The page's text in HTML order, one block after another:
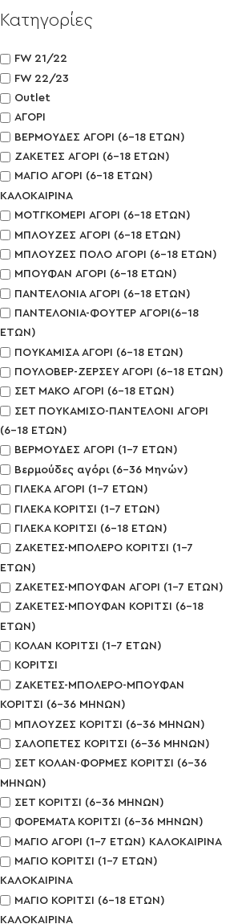
Κατηγορίες
FW 21/22
FW 22/23
Outlet
ΑΓΟΡΙ
ΒΕΡΜΟΥΔΕΣ ΑΓΟΡΙ (6-18 ΕΤΩΝ)
ΖΑΚΕΤΕΣ ΑΓΟΡΙ (6-18 ΕΤΩΝ)
ΜΑΓΙΟ ΑΓΟΡΙ (6-18 ΕΤΩΝ)
ΚΑΛΟΚΑΙΡΙΝΑ
ΜΟΤΓΚΟΜΕΡΙ ΑΓΟΡΙ (6-18 ΕΤΩΝ)
ΜΠΛΟΥΖΕΣ ΑΓΟΡΙ (6-18 ΕΤΩΝ)
ΜΠΛΟΥΖΕΣ ΠΟΛΟ ΑΓΟΡΙ (6-18 ΕΤΩΝ)
ΜΠΟΥΦΑΝ ΑΓΟΡΙ (6-18 ΕΤΩΝ)
ΠΑΝΤΕΛΟΝΙΑ ΑΓΟΡΙ (6-18 ΕΤΩΝ)
ΠΑΝΤΕΛΟΝΙΑ-ΦΟΥΤΕΡ ΑΓΟΡΙ(6-18
ΕΤΩΝ)
ΠΟΥΚΑΜΙΣΑ ΑΓΟΡΙ (6-18 ΕΤΩΝ)
ΠΟΥΛΟΒΕΡ-ΖΕΡΣΕΥ ΑΓΟΡΙ (6-18 ΕΤΩΝ)
ΣΕΤ ΜΑΚΟ ΑΓΟΡΙ (6-18 ΕΤΩΝ)
ΣΕΤ ΠΟΥΚΑΜΙΣΟ-ΠΑΝΤΕΛΟΝΙ ΑΓΟΡΙ
(6-18 ΕΤΩΝ)
ΒΕΡΜΟΥΔΕΣ ΑΓΟΡΙ (1-7 ΕΤΩΝ)
Βερμούδες αγόρι (6-36 Μηνών)
ΓΙΛΕΚΑ ΑΓΟΡΙ (1-7 ΕΤΩΝ)
ΓΙΛΕΚΑ ΚΟΡΙΤΣΙ (1-7 ΕΤΩΝ)
ΓΙΛΕΚΑ ΚΟΡΙΤΣΙ (6-18 ΕΤΩΝ)
ΖΑΚΕΤΕΣ-ΜΠΟΛΕΡΟ ΚΟΡΙΤΣΙ (1-7
ΕΤΩΝ)
ΖΑΚΕΤΕΣ-ΜΠΟΥΦΑΝ ΑΓΟΡΙ (1-7 ΕΤΩΝ)
ΖΑΚΕΤΕΣ-ΜΠΟΥΦΑΝ ΚΟΡΙΤΣΙ (6-18
ΕΤΩΝ)
ΚΟΛΑΝ ΚΟΡΙΤΣΙ (1-7 ΕΤΩΝ)
ΚΟΡΙΤΣΙ
ΖΑΚΕΤΕΣ-ΜΠΟΛΕΡΟ-ΜΠΟΥΦΑΝ
ΚΟΡΙΤΣΙ (6-36 ΜΗΝΩΝ)
ΜΠΛΟΥΖΕΣ ΚΟΡΙΤΣΙ (6-36 ΜΗΝΩΝ)
ΣΑΛΟΠΕΤΕΣ ΚΟΡΙΤΣΙ (6-36 ΜΗΝΩΝ)
ΣΕΤ ΚΟΛΑΝ-ΦΟΡΜΕΣ ΚΟΡΙΤΣΙ (6-36
ΜΗΝΩΝ)
ΣΕΤ ΚΟΡΙΤΣΙ (6-36 ΜΗΝΩΝ)
ΦΟΡΕΜΑΤΑ ΚΟΡΙΤΣΙ (6-36 ΜΗΝΩΝ)
ΜΑΓΙΟ ΑΓΟΡΙ (1-7 ΕΤΩΝ) ΚΑΛΟΚΑΙΡΙΝΑ
ΜΑΓΙΟ ΚΟΡΙΤΣΙ (1-7 ΕΤΩΝ)
ΚΑΛΟΚΑΙΡΙΝΑ
ΜΑΓΙΟ ΚΟΡΙΤΣΙ (6-18 ΕΤΩΝ)
ΚΑΛΟΚΑΙΡΙΝΑ